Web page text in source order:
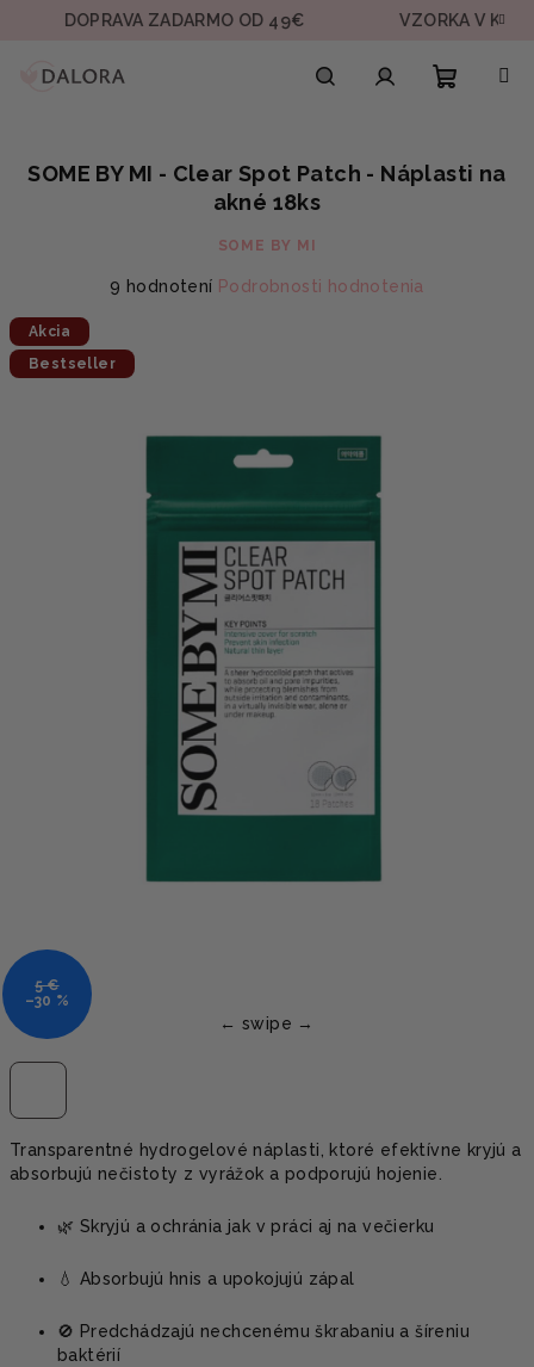
ZADARMO OD 49€ VZORKA V KAŽDEJ
košík
Transparentné hydrogelové náplasti, ktoré efektívne kryjú a
absorbujú nečistoty z vyrážok a podporujú hojenie.
🌿 Skryjú a ochránia jak v práci aj na večierku
💧 Absorbujú hnis a upokojujú zápal
🚫 Predchádzajú nechcenému škrabaniu a šíreniu
baktérií
SOME BY MI - Clear Spot Patch - Náplasti na
akné 18ks
SOME BY MI
Priemerné
je
5,0
9 hodnotení Podrobnosti hodnotenia
Akcia
Bestseller
5 €
–30 %